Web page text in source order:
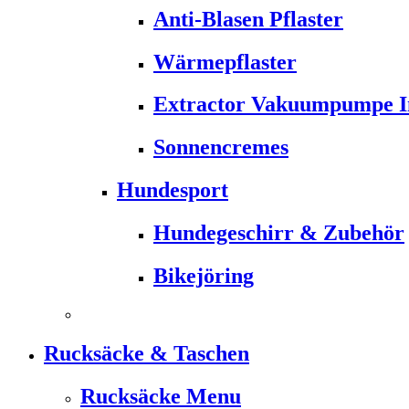
Anti-Blasen Pflaster
Wärmepflaster
Extractor Vakuumpumpe
Sonnencremes
Hundesport
Hundegeschirr & Zubehör
Bikejöring
Rucksäcke & Taschen
Rucksäcke Menu